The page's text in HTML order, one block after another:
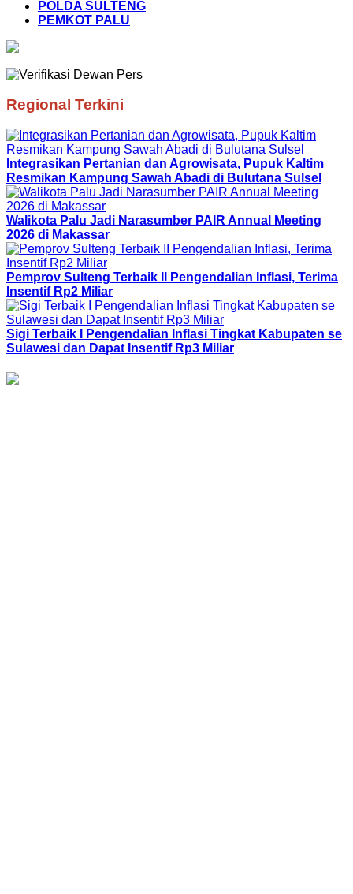
POLDA SULTENG
PEMKOT PALU
Regional Terkini
Integrasikan Pertanian dan Agrowisata, Pupuk Kaltim
Resmikan Kampung Sawah Abadi di Bulutana Sulsel
Walikota Palu Jadi Narasumber PAIR Annual Meeting
2026 di Makassar
Pemprov Sulteng Terbaik II Pengendalian Inflasi, Terima
Insentif Rp2 Miliar
Sigi Terbaik I Pengendalian Inflasi Tingkat Kabupaten se
Sulawesi dan Dapat Insentif Rp3 Miliar